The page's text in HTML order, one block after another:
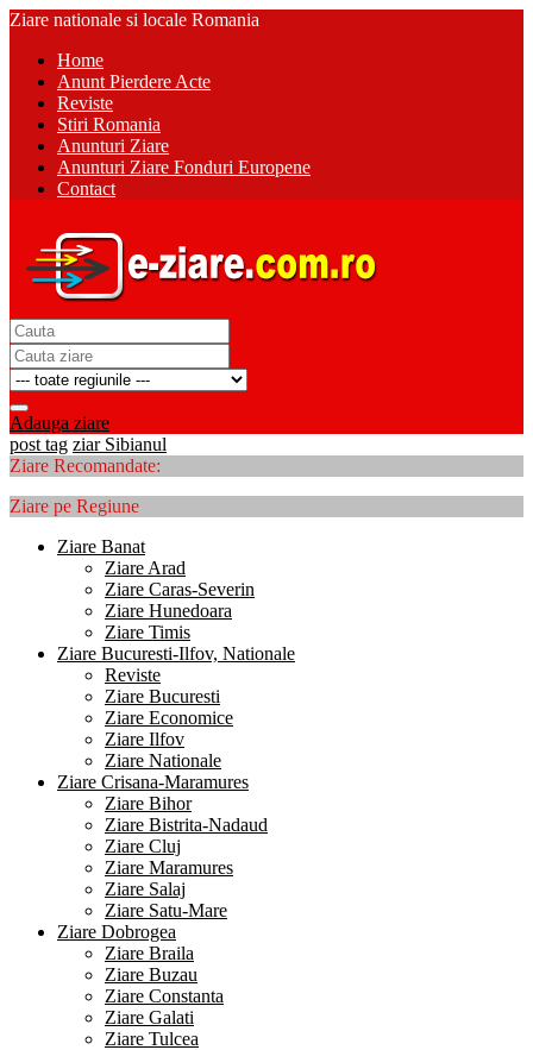
Ziare nationale si locale Romania
Home
Anunt Pierdere Acte
Reviste
Stiri Romania
Anunturi Ziare
Anunturi Ziare Fonduri Europene
Contact
Adauga ziare
post tag ziar Sibianul
Ziare Recomandate:
Ziare pe Regiune
Ziare Banat
Ziare Arad
Ziare Caras-Severin
Ziare Hunedoara
Ziare Timis
Ziare Bucuresti-Ilfov, Nationale
Reviste
Ziare Bucuresti
Ziare Economice
Ziare Ilfov
Ziare Nationale
Ziare Crisana-Maramures
Ziare Bihor
Ziare Bistrita-Nadaud
Ziare Cluj
Ziare Maramures
Ziare Salaj
Ziare Satu-Mare
Ziare Dobrogea
Ziare Braila
Ziare Buzau
Ziare Constanta
Ziare Galati
Ziare Tulcea